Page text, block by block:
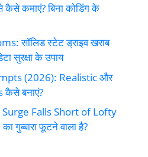
कमाएं? बिना कोडिंग के
सॉलिड स्टेट ड्राइव खराब
सुरक्षा के उपाय
(2026): Realistic और
बनाएं?
Falls Short of Lofty
गुब्बारा फूटने वाला है?